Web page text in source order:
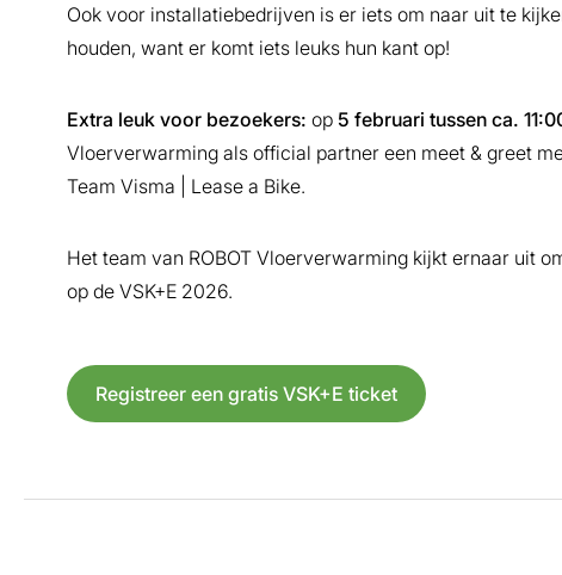
Ook voor installatiebedrijven is er iets om naar uit te
houden, want er komt iets leuks hun kant op!
Extra leuk voor bezoekers: op 5 februari tussen ca.
Vloerverwarming als official partner een meet & greet
Team Visma | Lease a Bike.
Het team van ROBOT Vloerverwarming kijkt ernaar uit
op de VSK+E 2026.
Registreer een gratis VSK+E ticket